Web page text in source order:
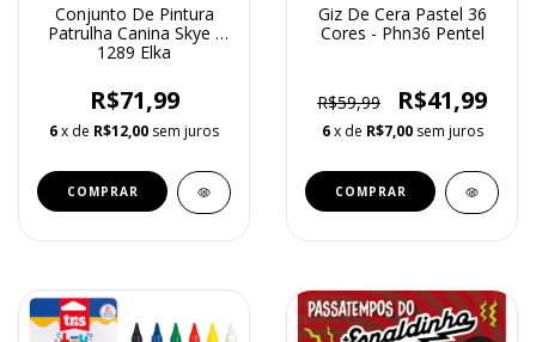
Conjunto De Pintura
Patrulha Canina Skye -
1289 Elka
R$71,99
6x de R$12,00 sem juros
Giz De Cera Pastel 36
Cores - Phn36 Pentel
R$59,99 R$41,99
6 x de R$7,00 sem juros